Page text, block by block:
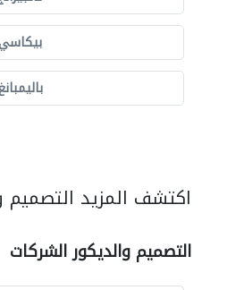
اكتشف المزيد التصميم
التصميم والديكور الشركات